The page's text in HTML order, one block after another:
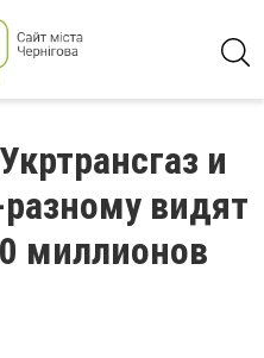
и
видят
миллионов